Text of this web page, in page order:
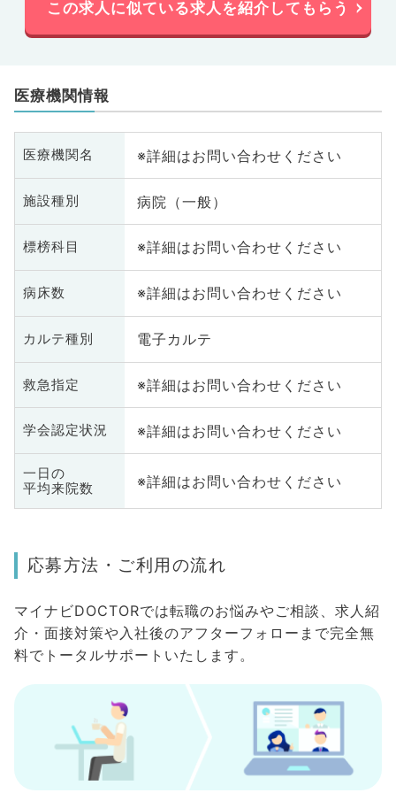
この求人に似ている求人を紹介してもらう
医療機関情報
医療機関名 ※詳細はお問い合わせください
施設種別 病院（一般）
標榜科目 ※詳細はお問い合わせください
病床数 ※詳細はお問い合わせください
カルテ種別 電子カルテ
救急指定 ※詳細はお問い合わせください
学会認定状況 ※詳細はお問い合わせください
一日の
平均来院数
※詳細はお問い合わせください
応募方法・ご利用の流れ
マイナビDOCTORでは転職のお悩みやご相談、求人紹
介・面接対策や入社後のアフターフォローまで完全無
料でトータルサポートいたします。